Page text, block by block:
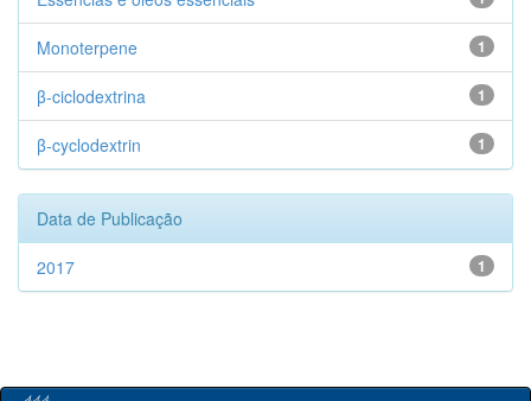
1
Monoterpene
1
β-ciclodextrina
1
β-cyclodextrin
Data de Publicação
1
2017